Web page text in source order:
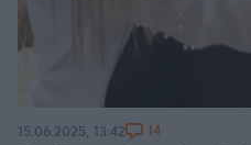
15.06.2025, 13:42 14